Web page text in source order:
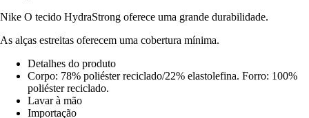
Nike O tecido HydraStrong oferece uma grande durabilidade.
As alças estreitas oferecem uma cobertura mínima.
Detalhes do produto
Corpo: 78% poliéster reciclado/22% elastolefina. Forro: 100%
poliéster reciclado.
Lavar à mão
Importação